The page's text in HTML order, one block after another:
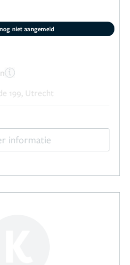
niet aangemeld
199, Utrecht
informatie